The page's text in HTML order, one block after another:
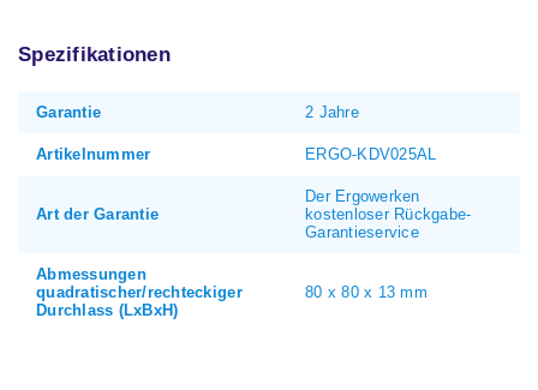
Spezifikationen
Garantie 2 Jahre
Artikelnummer ERGO-KDV025AL
Art der Garantie
Der Ergowerken
kostenloser Rückgabe-
Garantieservice
Abmessungen
quadratischer/rechteckiger
Durchlass (LxBxH)
80 x 80 x 13 mm